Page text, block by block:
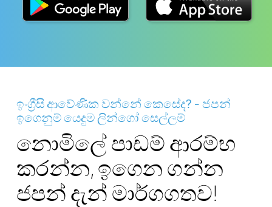
ඉංග්‍රීසි ආවේණික වන්නේ කෙසේද? - ජපන්
ඉගෙනුම් යෙදුම ලින්ගෝ සෙල්ලම්
නොමිලේ පාඩම් ආරම්භ
කරන්න, ඉගෙන ගන්න
ජපන් දැන් මාර්ගගතව!